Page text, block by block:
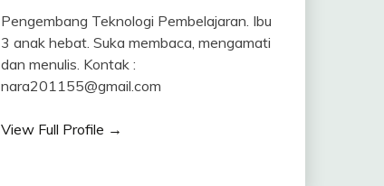
Pengembang Teknologi Pembelajaran. Ibu
3 anak hebat. Suka membaca, mengamati
dan menulis. Kontak :
nara201155@gmail.com
View Full Profile →